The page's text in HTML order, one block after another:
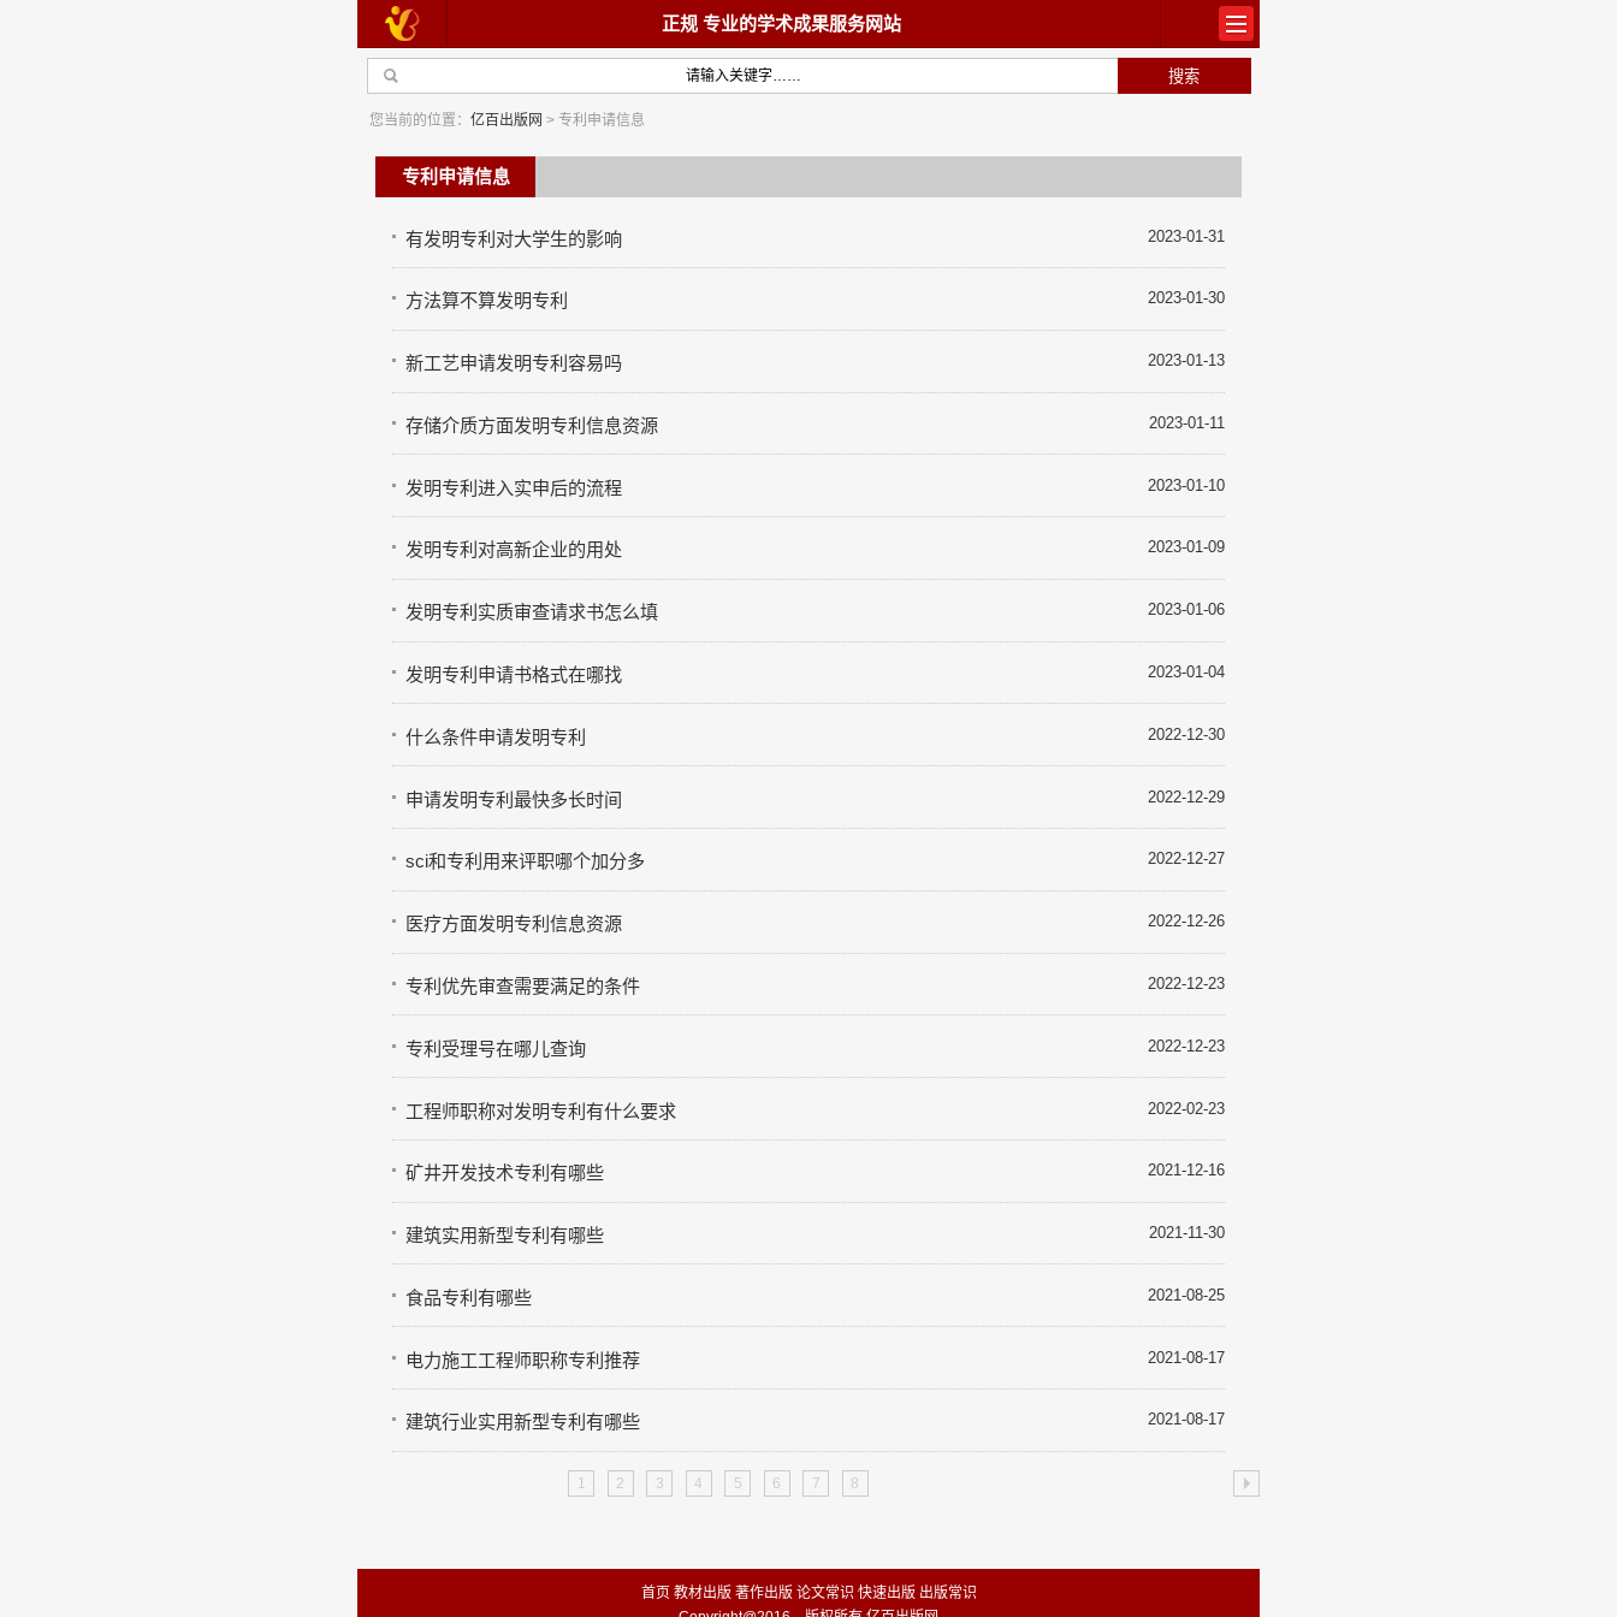
正规 专业的学术成果服务网站
首页 教材出版
学术著作
参与出版
在线咨询 关于我们
您当前的位置： 亿百出版网 > 专利申请信息
专利申请信息
2023-01-31
有发明专利对大学生的影响
2023-01-30
方法算不算发明专利
2023-01-13
新工艺申请发明专利容易吗
2023-01-11
存储介质方面发明专利信息资源
2023-01-10
发明专利进入实申后的流程
2023-01-09
发明专利对高新企业的用处
2023-01-06
发明专利实质审查请求书怎么填
2023-01-04
发明专利申请书格式在哪找
2022-12-30
什么条件申请发明专利
2022-12-29
申请发明专利最快多长时间
2022-12-27
sci和专利用来评职哪个加分多
2022-12-26
医疗方面发明专利信息资源
2022-12-23
专利优先审查需要满足的条件
2022-12-23
专利受理号在哪儿查询
2022-02-23
工程师职称对发明专利有什么要求
2021-12-16
矿井开发技术专利有哪些
2021-11-30
建筑实用新型专利有哪些
2021-08-25
食品专利有哪些
2021-08-17
电力施工工程师职称专利推荐
2021-08-17
建筑行业实用新型专利有哪些
1 2 3 4 5 6 7 8
首页 教材出版 著作出版 论文常识 快速出版 出版常识